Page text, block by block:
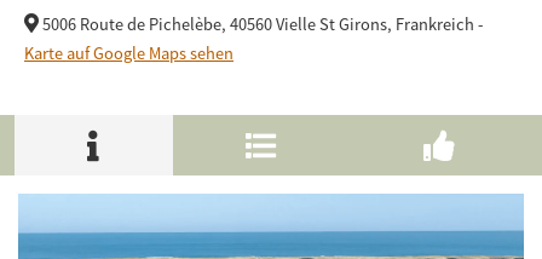
5006 Route de Pichelèbe, 40560 Vielle St Girons, Frankreich -
Karte auf Google Maps sehen